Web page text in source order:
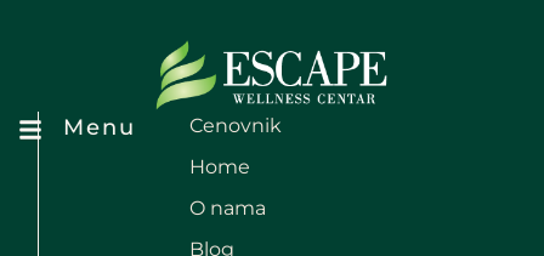
Menu
Cenovnik
Home
O nama
Blog